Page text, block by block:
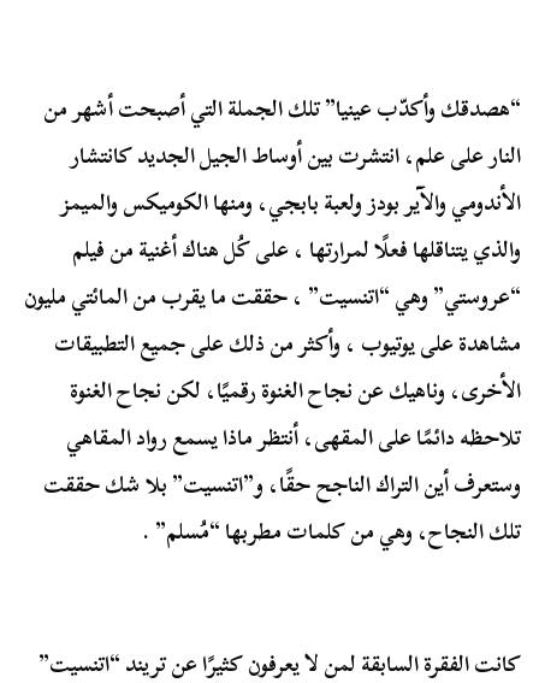
“هصدقك وأكدّب عينيا” تلك الجملة التي أصبحت أشهر من
النار على علم، انتشرت بين أوساط الجيل الجديد كانتشار
الأندومي والآير بودز ولعبة بابجي، ومنها الكوميكس والميمز
والذي يتناقلها فعلًا لمرارتها ، على كُل هناك أغنية من فيلم
“عروستي” وهي “اتنسيت” ، حققت ما يقرب من المائتي مليون
مشاهدة على يوتيوب ، وأكثر من ذلك على جميع التطبيقات
الأخرى، وناهيك عن نجاح الغنوة رقميًا، لكن نجاح الغنوة
تلاحظه دائمًا على المقهى، أنتظر ماذا يسمع رواد المقاهي
وستعرف أين التراك الناجح حقًا، و”اتنسيت” بلا شك حققت
تلك النجاح، وهي من كلمات مطربها “مُسلم” .
كانت الفقرة السابقة لمن لا يعرفون كثيرًا عن تريند “اتنسيت”